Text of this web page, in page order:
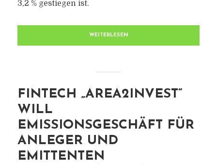
3,2 % gestiegen ist.
WEITERLESEN
FINTECH „AREA2INVEST“
WILL
EMISSIONSGESCHÄFT FÜR
ANLEGER UND
EMITTENTEN